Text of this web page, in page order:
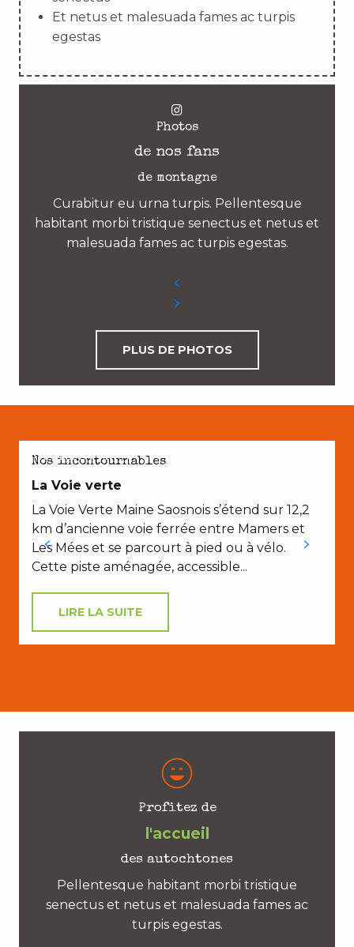
Et netus et malesuada fames ac turpis
egestas
Photos
de nos fans
de montagne
Curabitur eu urna turpis. Pellentesque
habitant morbi tristique senectus et netus et
malesuada fames ac turpis egestas.
PLUS DE PHOTOS
AVEC LES ENFANTS
Nos incontournables
La Voie verte
La Voie Verte Maine Saosnois s’étend sur 12,2
km d’ancienne voie ferrée entre Mamers et
Les Mées et se parcourt à pied ou à vélo.
Cette piste aménagée, accessible...
LIRE LA SUITE
Profitez de
l'accueil
des autochtones
Pellentesque habitant morbi tristique
senectus et netus et malesuada fames ac
turpis egestas.